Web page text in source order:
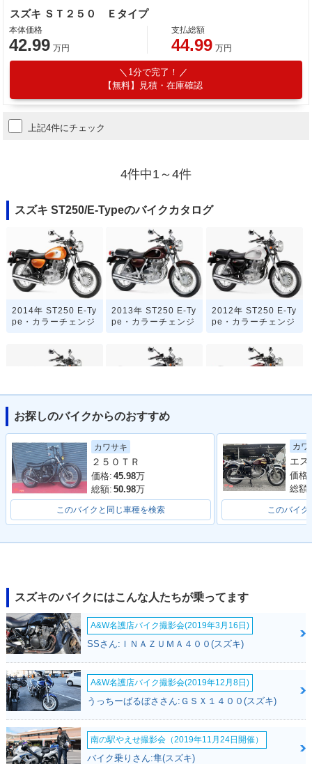
スズキ ＳＴ２５０ Ｅタイプ
本体価格
42.99 万円
支払総額
44.99 万円
1分で完了！
【無料】見積・在庫確認
上記4件にチェック
4件中1～4件
スズキ ST250/E-Typeのバイクカタログ
2014年 ST250 E-Ty
pe・カラーチェンジ
2013年 ST250 E-Ty
pe・カラーチェンジ
2012年 ST250 E-Ty
pe・カラーチェンジ
pe・カラーチェンジ
pe・特別・限定仕様
pe・マイナーチェン
2005年 ST250・カ
ラーチェンジ
2004年 ST250 E-Ty
pe Sカスタマイズ・
特別・限定仕様
2004年 ST250 E-Ty
pe Cカスタマイズ・
特別・限定仕様
お探しのバイクからのおすすめ
カワサキ
２５０ＴＲ
価格: 45.98万
総額: 50.98万
このバイクと同じ車種を検索
カワ
価格:
総額:
このバイク
スズキのバイクにはこんな人たちが乗ってます
A&W名護店バイク撮影会(2019年3月16日)
SSさん:ＩＮＡＺＵＭＡ４００(スズキ)
A&W名護店バイク撮影会(2019年12月8日)
うっちーばるぼささん:ＧＳＸ１４００(スズキ)
南の駅やえせ撮影会（2019年11月24日開催）
バイク乗りさん:隼(スズキ)